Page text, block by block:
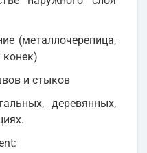
(металлочерепица,
и стыков
деревянных,